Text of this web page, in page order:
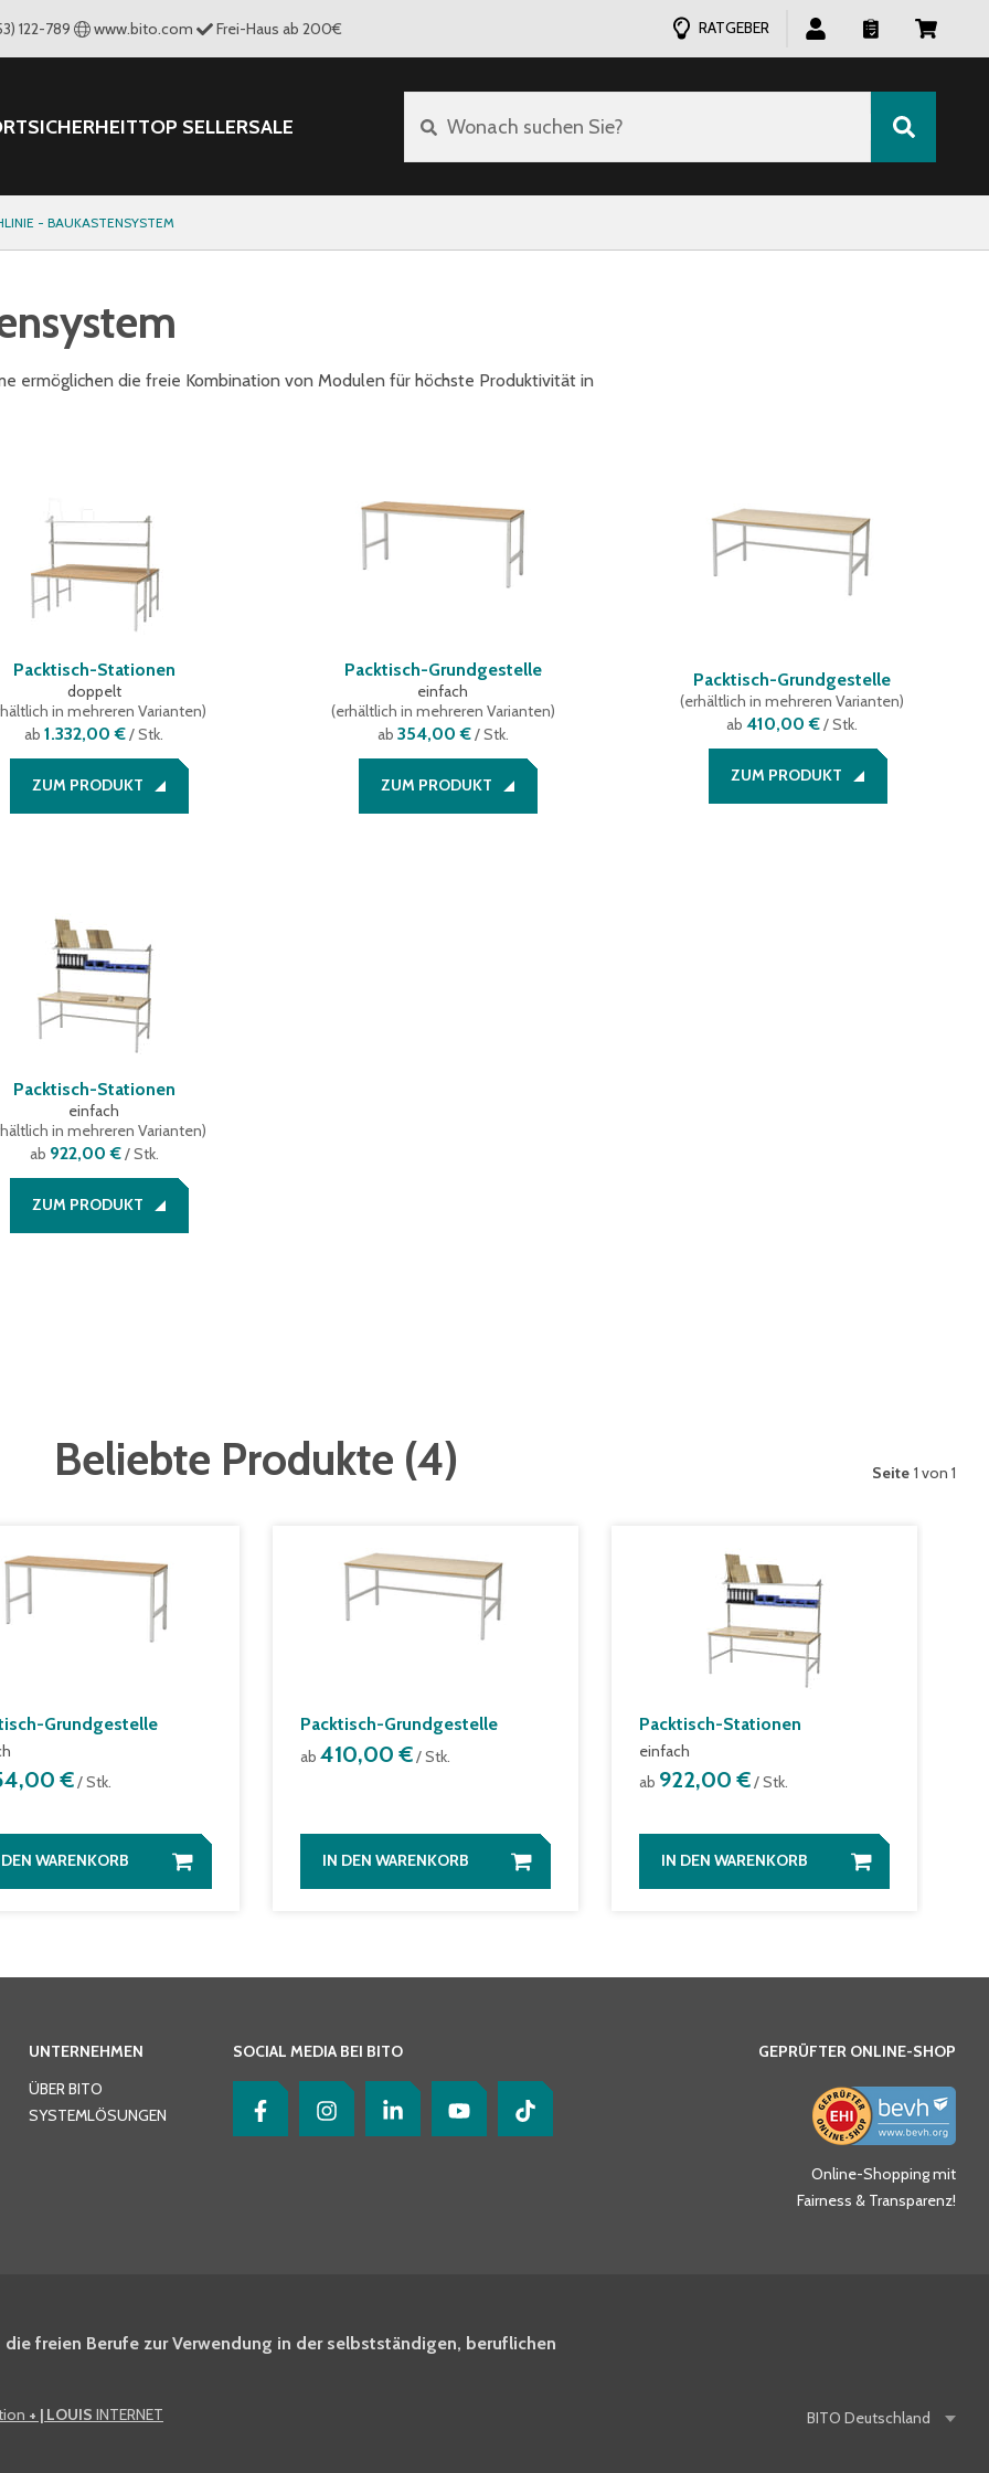
122-789 www.bito.com Frei-Haus ab 200€ RATGEBER
SICHERHEITTOP SELLERSALE Wonach suchen Sie?
- BAUKASTENSYSTEM
ermöglichen die freie Kombination von Modulen für höchste Produktivität in
Packtisch-Stationen
doppelt
in mehreren Varianten)
ab1.332,00 €/ Stk.
ZUM PRODUKT
Packtisch-Grundgestelle
einfach
(erhältlich in mehreren Varianten)
ab 354,00 €/ Stk.
ZUM PRODUKT
Packtisch-Grundgestelle
(erhältlich in mehreren Varianten)
ab410,00 €/ Stk.
ZUM PRODUKT
Packtisch-Stationen
einfach
in mehreren Varianten)
ab 922,00 €/ Stk.
ZUM PRODUKT
Beliebte Produkte (4) Seite 1 von 1
Grundgestelle
€/ Stk.
WARENKORB
Packtisch-Grundgestelle
ab 410,00 €/ Stk.
IN DEN WARENKORB
Packtisch-Stationen
einfach
ab 922,00 €/ Stk.
IN DEN WARENKORB
UNTERNEHMEN
ÜBER BITO
SYSTEMLÖSUNGEN
SOCIAL MEDIA BEI BITO GEPRÜFTER ONLINE-SHOP
Online-Shopping mit
Fairness & Transparenz!
freien Berufe zur Verwendung in der selbstständigen, beruflichen
+ | LOUIS INTERNET BITO Deutschland